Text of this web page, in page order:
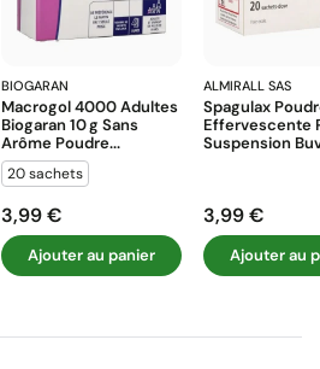
BIOGARAN
Macrogol 4000 Adultes
Biogaran 10 G Sans
Arôme Poudre...
20 sachets
Prix
3,99 €
Ajouter au panier
ALMIRALL SAS
Spagulax
Effervescente
Suspension
Prix
3,99 €
Ajouter au